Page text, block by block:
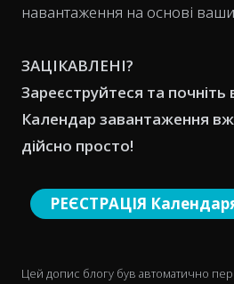
навантаження на основі
ЗАЦІКАВЛЕНІ?
Зареєструйтеся та
Календар завантаження
дійсно просто!
РЕЄСТРАЦІЯ
Цей допис блогу був автоматично